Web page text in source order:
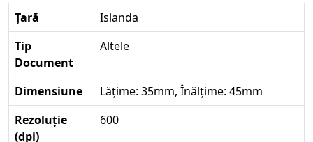
Țară
Islanda
Tip
Document
Altele
Dimensiune
Lățime: 35mm, Înălțime: 45mm
Rezoluție
(dpi)
600